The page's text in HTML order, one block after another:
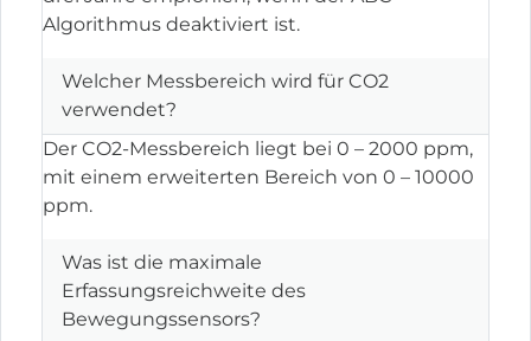
Algorithmus deaktiviert ist.
Welcher Messbereich wird für CO2
verwendet?
Der CO2-Messbereich liegt bei 0 – 2000 ppm,
mit einem erweiterten Bereich von 0 – 10000
ppm.
Was ist die maximale
Erfassungsreichweite des
Bewegungssensors?